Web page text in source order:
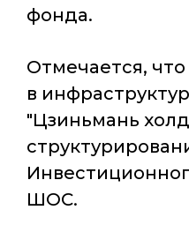
фонда.
Отмечается,
в
"Цзиньмань
ШОС.